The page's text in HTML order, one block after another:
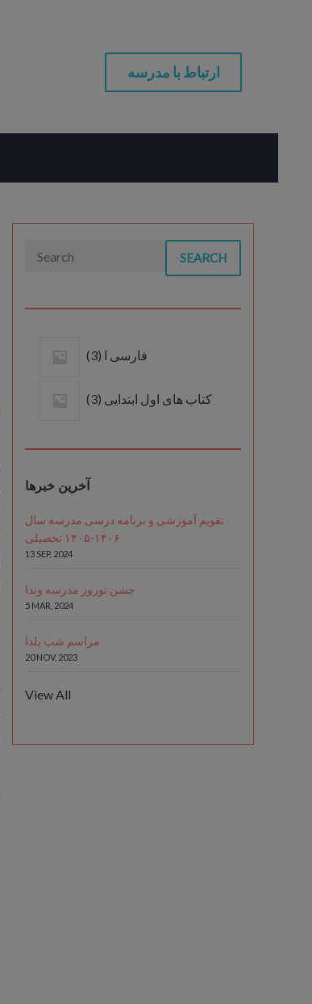
ارتباط با مدرسه
SEARCH
فارسی ا 3
products
کتاب های اول ابتدایی 3
products
آخرین خبرها
تقویم آموزشی و برنامه درسی مدرسه سال
۱۴۰۶-۱۴۰۵ تحصیلی
13 SEP, 2024
جشن نوروز مدرسه وندا
5 MAR, 2024
مراسم شب یلدا
20 NOV, 2023
View All